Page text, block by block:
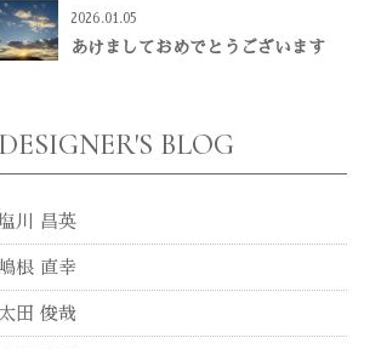
2026.01.05
あけましておめでとうございます
DESIGNER'S BLOG
川 昌英
嶋根 直幸
田 俊哉